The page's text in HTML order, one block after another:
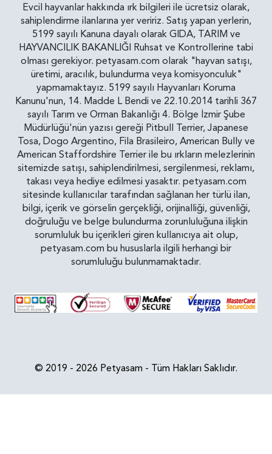
Evcil hayvanlar hakkında ırk bilgileri ile ücretsiz olarak,
sahiplendirme ilanlarına yer veririz. Satış yapan yerlerin,
5199 sayılı Kanuna dayalı olarak GIDA, TARIM ve
HAYVANCILIK BAKANLIĞI Ruhsat ve Kontrollerine tabi
olması gerekiyor. petyasam.com olarak "hayvan satışı,
üretimi, aracılık, bulundurma veya komisyonculuk"
yapmamaktayız. 5199 sayılı Hayvanları Koruma
Kanunu'nun, 14. Madde L Bendi ve 22.10.2014 tarihli 367
sayılı Tarım ve Orman Bakanlığı 4. Bölge İzmir Şube
Müdürlüğü'nün yazısı gereği Pitbull Terrier, Japanese
Tosa, Dogo Argentino, Fila Brasileiro, American Bully ve
American Staffordshire Terrier ile bu ırkların melezlerinin
sitemizde satışı, sahiplendirilmesi, sergilenmesi, reklamı,
takası veya hediye edilmesi yasaktır. petyasam.com
sitesinde kullanıcılar tarafından sağlanan her türlü ilan,
bilgi, içerik ve görselin gerçekliği, orijinalliği, güvenliği,
doğruluğu ve belge bulundurma zorunluluğuna ilişkin
sorumluluk bu içerikleri giren kullanıcıya ait olup,
petyasam.com bu hususlarla ilgili herhangi bir
sorumluluğu bulunmamaktadır.
© 2019 - 2026 Petyasam - Tüm Hakları Saklıdır.